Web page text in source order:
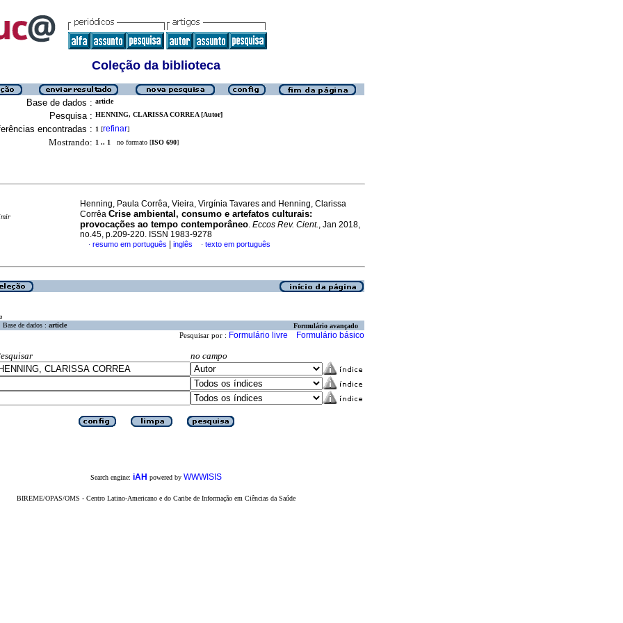
Coleção da biblioteca
Base de dados : article
Pesquisa : HENNING, CLARISSA CORREA [Autor]
encontradas : 1 [refinar]
Mostrando: 1 .. 1 no formato [ISO 690]
Henning, Paula Corrêa, Vieira, Virgínia Tavares and Henning, Clarissa
Corrêa Crise ambiental, consumo e artefatos culturais:
provocações ao tempo contemporâneo. Eccos Rev. Cient., Jan 2018,
no.45, p.209-220. ISSN 1983-9278
· resumo em português inglês · texto em português
Base de dados : article Formulário avançado
Pesquisar por : Formulário livre Formulário básico
no campo
Search engine: iAH powered by WWWISIS
BIREME/OPAS/OMS - Centro Latino-Americano e do Caribe de Informação em Ciências da Saúde